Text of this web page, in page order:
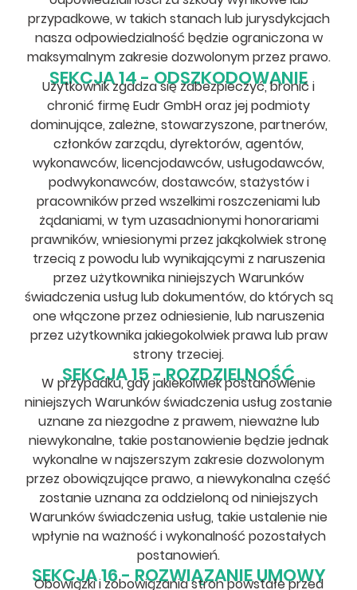
przypadkowe, w takich stanach lub jurysdykcjach
nasza odpowiedzialność będzie ograniczona w
maksymalnym zakresie dozwolonym przez prawo.
SEKCJA 14 - ODSZKODOWANIE
Użytkownik zgadza się zabezpieczyć, bronić i
chronić firmę Eudr GmbH oraz jej podmioty
dominujące, zależne, stowarzyszone, partnerów,
członków zarządu, dyrektorów, agentów,
wykonawców, licencjodawców, usługodawców,
podwykonawców, dostawców, stażystów i
pracowników przed wszelkimi roszczeniami lub
żądaniami, w tym uzasadnionymi honorariami
prawników, wniesionymi przez jakąkolwiek stronę
trzecią z powodu lub wynikającymi z naruszenia
przez użytkownika niniejszych Warunków
świadczenia usług lub dokumentów, do których są
one włączone przez odniesienie, lub naruszenia
przez użytkownika jakiegokolwiek prawa lub praw
strony trzeciej.
SEKCJA 15 - ROZDZIELNOŚĆ
W przypadku, gdy jakiekolwiek postanowienie
niniejszych Warunków świadczenia usług zostanie
uznane za niezgodne z prawem, nieważne lub
niewykonalne, takie postanowienie będzie jednak
wykonalne w najszerszym zakresie dozwolonym
przez obowiązujące prawo, a niewykonalna część
zostanie uznana za oddzieloną od niniejszych
Warunków świadczenia usług, takie ustalenie nie
wpłynie na ważność i wykonalność pozostałych
postanowień.
SEKCJA 16 - ROZWIĄZANIE UMOWY
Obowiązki i zobowiązania stron powstałe przed